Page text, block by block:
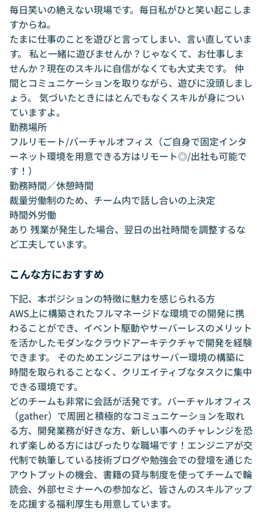
毎日笑いの絶えない現場です。毎日私がひと笑い起こしま
すからね。
たまに仕事のことを遊びと言ってしまい、言い直していま
す。 私と一緒に遊びませんか？じゃなくて、お仕事しま
せんか？現在のスキルに自信がなくても大丈夫です。 仲
間とコミュニケーションを取りながら、遊びに没頭しまし
ょう。 気づいたときにはとんでもなくスキルが身につい
ていますよ。
勤務場所
フルリモート/バーチャルオフィス（ご自身で固定インタ
ーネット環境を用意できる方はリモート◎/出社も可能で
す！）
勤務時間／休憩時間
裁量労働制のため、チーム内で話し合いの上決定
時間外労働
あり 残業が発生した場合、翌日の出社時間を調整するな
ど工夫しています。
こんな方におすすめ
下記、本ポジションの特徴に魅力を感じられる方
AWS上に構築されたフルマネージドな環境での開発に携
わることができ、イベント駆動やサーバーレスのメリット
を活かしたモダンなクラウドアーキテクチャで開発を経験
できます。 そのためエンジニアはサーバー環境の構築に
時間を取られることなく、クリエイティブなタスクに集中
できる環境です。
どのチームも非常に会話が活発です。バーチャルオフィス
（gather）で周囲と積極的なコミュニケーションを取れ
る方、開発業務が好きな方、新しい事へのチャレンジを恐
れず楽しめる方にはぴったりな職場です！エンジニアが交
代制で執筆している技術ブログや勉強会での登壇を通じた
アウトプットの機会、書籍の貸与制度を使ってチームで輪
読会、外部セミナーへの参加など、皆さんのスキルアップ
を応援する福利厚生も用意しています。